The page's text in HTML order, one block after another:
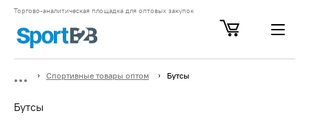
Торгово-аналитическая площадка для оптовых закупок
Спортивные товары оптом Бутсы
Бутсы